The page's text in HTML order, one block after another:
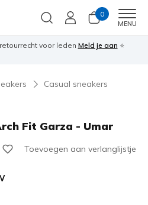
0
MENU
voor leden Meld je aan ⭐
Casual sneakers
Fit Garza - Umar
Toevoegen aan verlanglijstje